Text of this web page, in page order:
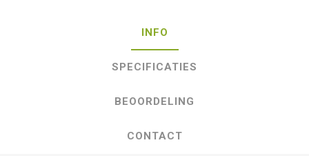
INFO
SPECIFICATIES
BEOORDELING
CONTACT